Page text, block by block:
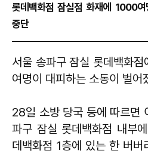
롯데백화점 잠실점 화재에 1000여
중단
서울 송파구 잠실 롯데백화
여명이 대피하는 소동이 벌어
28일 소방 당국 등에 따르면
파구 잠실 롯데백화점 내부
데백화점 1층에 있는 한 버버